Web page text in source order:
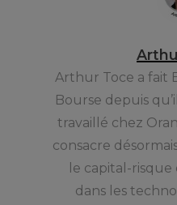
Arthur Toce a fait
Bourse depuis
travaillé chez
consacre
le capital-risque
dans les